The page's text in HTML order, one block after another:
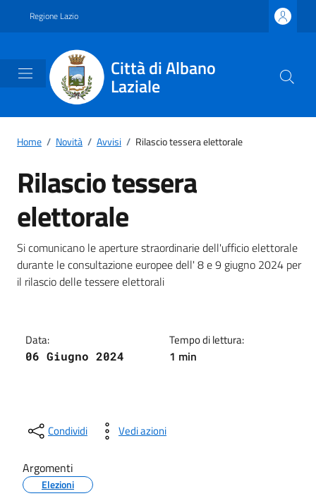
Regione Lazio
Città di Albano
Laziale
Home / Novità / Avvisi / Rilascio tessera elettorale
Rilascio tessera
elettorale
Dettagli della notizia
Si comunicano le aperture straordinarie dell'ufficio elettorale
durante le consultazione europee dell' 8 e 9 giugno 2024 per
il rilascio delle tessere elettorali
Data:
06 Giugno 2024
Tempo di lettura:
1 min
Condividi Vedi azioni
Argomenti
Elezioni